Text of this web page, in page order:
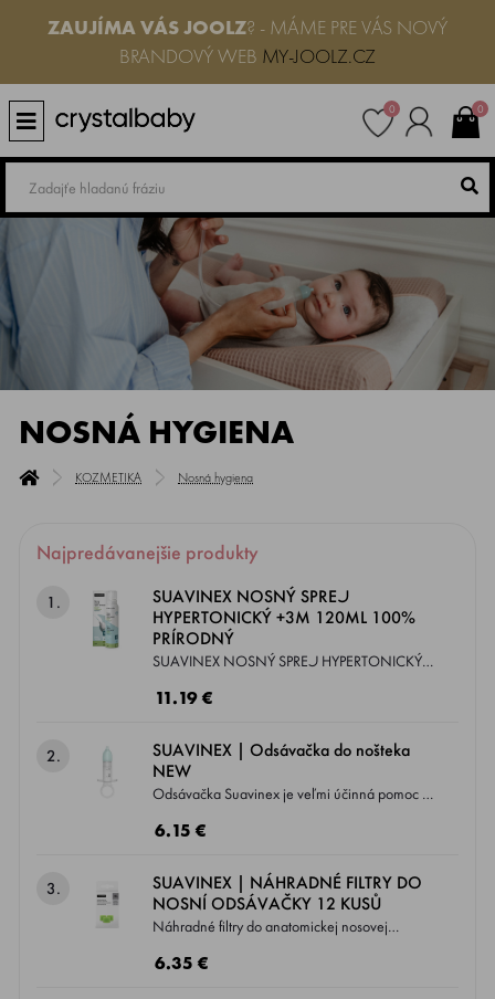
ZAUJÍMA VÁSJOOLZ? - MÁME PRE VÁS NOVÝ
BRANDOVÝ WEB MY-JOOLZ.CZ
0 0
NOSNÁ HYGIENA
KOZMETIKA Nosná hygiena
Najpredávanejšie produkty
1.
SUAVINEX NOSNÝ SPREJ
HYPERTONICKÝ +3M 120ML 100%
PRÍRODNÝ
SUAVINEX NOSNÝ SPREJ HYPERTONICKÝ
morskou vodou – 100 % prírodná morská
Cancale v Bretónsku (Francúzsko) a je známa
svojou vysokou kvalitou a čistotou. Tieto
produkt je vhodný pre deti od 3 mesiacov a
nosa.
11.19 €
2.
SUAVINEX | Odsávačka do nošteka
NEW
Odsávačka Suavinex je veľmi účinná pomoc k
predchádzaniu nepohodlie a dýchacích
ťažkostiach, ktoré môžu spôsobiť upchatie
nosových dierok, a to najmä u malých detí,
ktoré nevedia samostatne smrkať.
6.15 €
3.
SUAVINEX | NÁHRADNÉ FILTRY DO
NOSNÍ ODSÁVAČKY 12 KUSŮ
Náhradné filtry do anatomickej nosovej
6.35 €